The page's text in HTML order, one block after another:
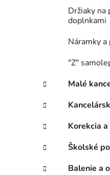
Držiaky na
doplnkami
Náramky
"Z"
Malé
Korekcia
Školské
Balenie a